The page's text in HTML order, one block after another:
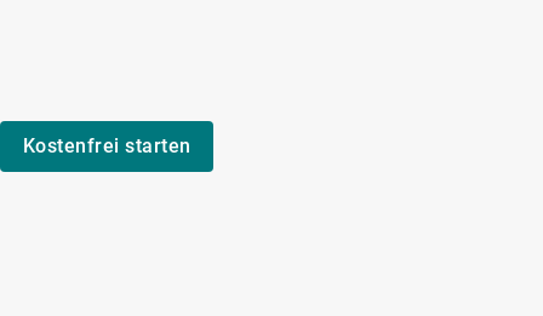
Kostenfrei starten